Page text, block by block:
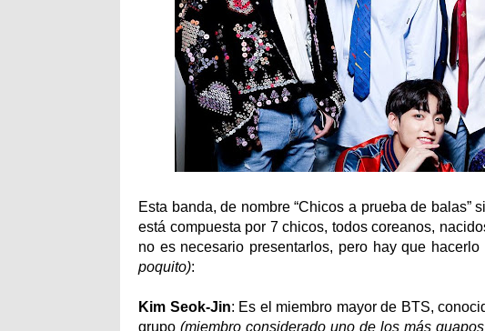
Esta banda, de nombre “Chicos a prueba de balas”
está compuesta por 7 chicos, todos coreanos,
no es necesario presentarlos, pero hay que
poquito):
Kim Seok-Jin: Es el miembro mayor de BTS,
grupo (miembro considerado uno de los más